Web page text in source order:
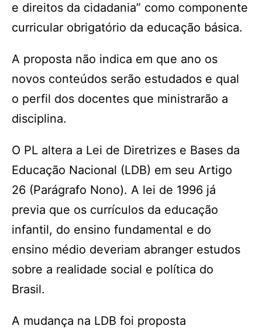
e direitos da cidadania” como componente
curricular obrigatório da educação básica.
A proposta não indica em que ano os
novos conteúdos serão estudados e qual
o perfil dos docentes que ministrarão a
disciplina.
O PL altera a Lei de Diretrizes e Bases da
Educação Nacional (LDB) em seu Artigo
26 (Parágrafo Nono). A lei de 1996 já
previa que os currículos da educação
infantil, do ensino fundamental e do
ensino médio deveriam abranger estudos
sobre a realidade social e política do
Brasil.
A mudança na LDB foi proposta